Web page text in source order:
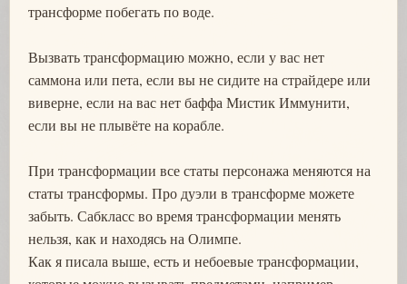
трансформе побегать по воде.
Вызвать трансформацию можно, если у вас нет
саммона или пета, если вы не сидите на страйдере или
виверне, если на вас нет баффа Мистик Иммунити,
если вы не плывёте на корабле.
При трансформации все статы персонажа меняются на
статы трансформы. Про дуэли в трансформе можете
забыть. Сабкласс во время трансформации менять
нельзя, как и находясь на Олимпе.
Как я писала выше, есть и небоевые трансформации,